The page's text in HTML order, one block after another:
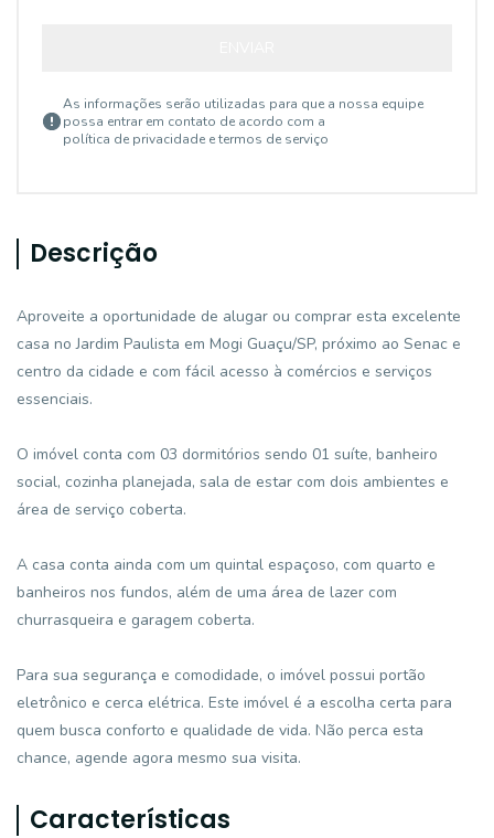
As informações serão utilizadas para que a nossa equipe
possa entrar em contato de acordo com a
política de privacidade e termos de serviço
Descrição
Aproveite a oportunidade de alugar ou comprar esta excelente
casa no Jardim Paulista em Mogi Guaçu/SP, próximo ao Senac e
centro da cidade e com fácil acesso à comércios e serviços
essenciais.
O imóvel conta com 03 dormitórios sendo 01 suíte, banheiro
social, cozinha planejada, sala de estar com dois ambientes e
área de serviço coberta.
A casa conta ainda com um quintal espaçoso, com quarto e
banheiros nos fundos, além de uma área de lazer com
churrasqueira e garagem coberta.
Para sua segurança e comodidade, o imóvel possui portão
eletrônico e cerca elétrica. Este imóvel é a escolha certa para
quem busca conforto e qualidade de vida. Não perca esta
chance, agende agora mesmo sua visita.
Características